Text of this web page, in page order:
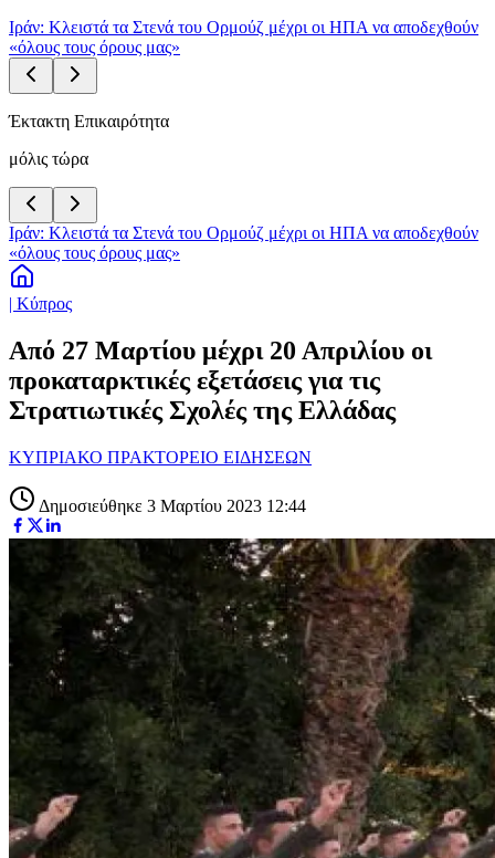
Ιράν: Κλειστά τα Στενά του Ορμούζ μέχρι οι ΗΠΑ να αποδεχθούν
«όλους τους όρους μας»
Έκτακτη Επικαιρότητα
μόλις τώρα
Ιράν: Κλειστά τα Στενά του Ορμούζ μέχρι οι ΗΠΑ να αποδεχθούν
«όλους τους όρους μας»
| Κύπρος
Από 27 Μαρτίου μέχρι 20 Απριλίου οι
προκαταρκτικές εξετάσεις για τις
Στρατιωτικές Σχολές της Ελλάδας
ΚΥΠΡΙΑΚΟ ΠΡΑΚΤΟΡΕΙΟ ΕΙΔΗΣΕΩΝ
Δημοσιεύθηκε 3 Μαρτίου 2023 12:44